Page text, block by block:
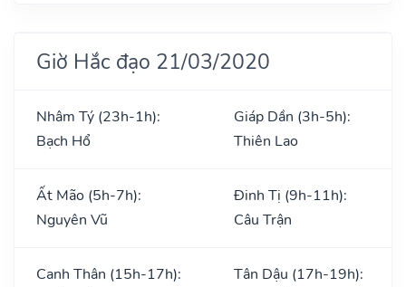
Giờ Hắc đạo 21/03/2020
Nhâm Tý (23h-1h):
Bạch Hổ
Giáp Dần (3h-5h):
Thiên Lao
Ất Mão (5h-7h):
Nguyên Vũ
Đinh Tị (9h-11h):
Câu Trận
Canh Thân (15h-17h):
Tân Dậu (17h-19h):